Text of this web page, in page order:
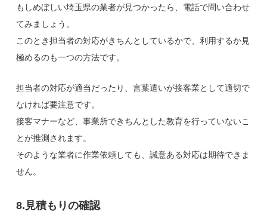
もしめぼしい埼玉県の業者が見つかったら、電話で問い合わせ
てみましょう。
このとき担当者の対応がきちんとしているかで、利用するか見
極めるのも一つの方法です。
担当者の対応が適当だったり、言葉遣いが接客業として適切で
なければ要注意です。
接客マナーなど、事業所できちんとした教育を行っていないこ
とが推測されます。
そのような業者に作業依頼しても、誠意ある対応は期待できま
せん。
8.見積もりの確認